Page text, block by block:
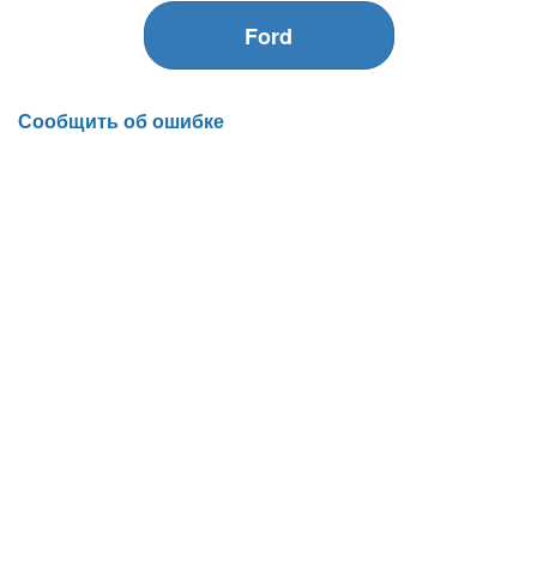
Ford
Сообщить об ошибке